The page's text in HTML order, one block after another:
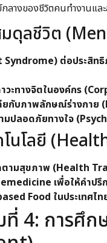
างของชีวิตคนทำงานแล
มดุลชีวิต
Syndrome) ต่อประสิ
วะทางจิตในองค์กร
ดียกับภาพลักษณ์ร่างก
มปลอดภัยทางใจ
นโลยี
ตามสุขภาพ (Health
เพื่อให้คำ
Food ในประเทศไท
4: การศึ